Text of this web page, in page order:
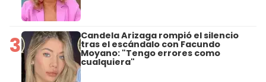
3 Candela Arizaga rompió el silencio
tras el escándalo con Facundo
Moyano: "Tengo errores como
cualquiera"